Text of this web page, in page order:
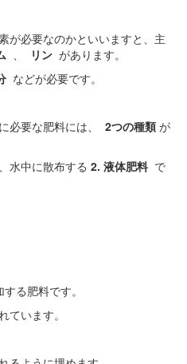
が必要なのかといいますと、主
、 リン があります。
などが必要です。
必要な肥料には、 2つの種類 が
水中に散布する 2. 液体肥料 で
る肥料です。
ています。